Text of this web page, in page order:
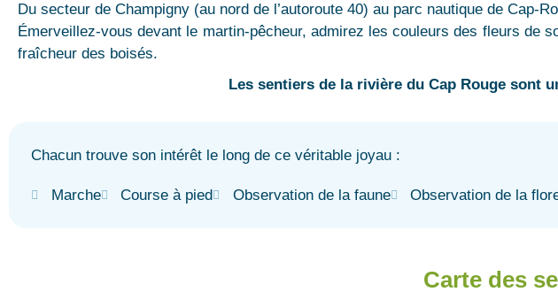
Du secteur de Champigny (au nord de l’autoroute 40) au parc nautique de
Émerveillez-vous devant le martin-pêcheur, admirez les couleurs des fleurs de
fraîcheur des boisés.
Les sentiers de la rivière du Cap Rouge sont
Chacun trouve son intérêt le long de ce véritable joyau :
Marche Course à pied Observation de la faune Observation de la
Carte des